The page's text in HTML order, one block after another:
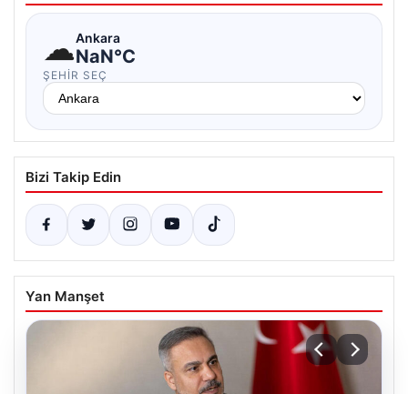
☁Ankara
NaN°C
ŞEHIR SEÇ
Bizi Takip Edin
Yan Manşet